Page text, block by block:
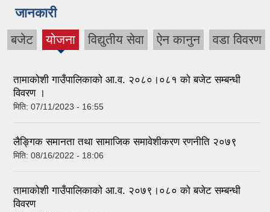
जानकारी
बजेट योजना
(active
विद्युतीय सेवा ऐन कानुन वडा विवरण
तामाकोशी गाउँपालिकाको आ.व. २०८०।०८१ को बजेट सम्बन्धी
विवरण ।
मिति: 07/11/2023 - 16:55
लैङ्गिक समानता तथा सामाजिक समावेशीकरण रणनीति २०७९
मिति: 08/16/2022 - 18:06
तामाकोशी गाउँपालिकाको आ.व. २०७९।०८० को बजेट सम्बन्धी
विवरण